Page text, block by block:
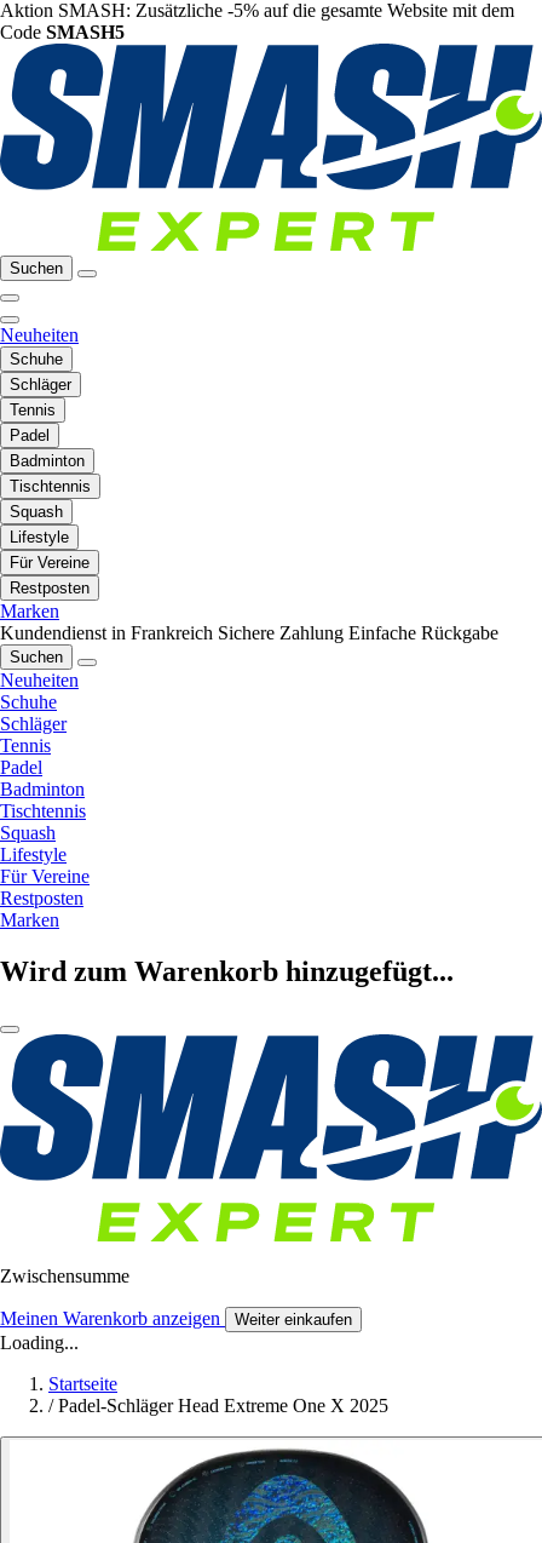
Aktion SMASH: Zusätzliche -5% auf die gesamte Website mit dem
Code SMASH5
Suchen
Neuheiten
Schuhe
Schläger
Tennis
Padel
Badminton
Tischtennis
Squash
Lifestyle
Für Vereine
Restposten
Marken
Kundendienst in Frankreich Sichere Zahlung Einfache Rückgabe
Suchen
Neuheiten
Schuhe
Schläger
Tennis
Padel
Badminton
Tischtennis
Squash
Lifestyle
Für Vereine
Restposten
Marken
Wird zum Warenkorb hinzugefügt...
Zwischensumme
Meinen Warenkorb anzeigen Weiter einkaufen
Loading...
Startseite
/ Padel-Schläger Head Extreme One X 2025